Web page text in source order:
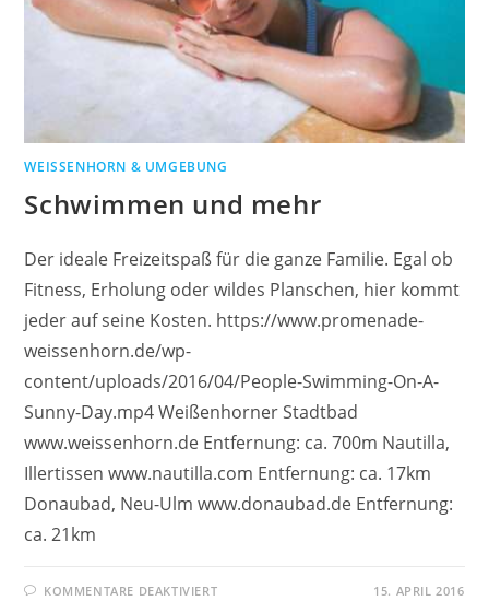
WEISSENHORN & UMGEBUNG
Schwimmen und mehr
Der ideale Freizeitspaß für die ganze Familie. Egal ob
Fitness, Erholung oder wildes Planschen, hier kommt
jeder auf seine Kosten. https://www.promenade-
weissenhorn.de/wp-
content/uploads/2016/04/People-Swimming-On-A-
Sunny-Day.mp4 Weißenhorner Stadtbad
www.weissenhorn.de Entfernung: ca. 700m Nautilla,
Illertissen www.nautilla.com Entfernung: ca. 17km
Donaubad, Neu-Ulm www.donaubad.de Entfernung:
ca. 21km
KOMMENTARE DEAKTIVIERT 15. APRIL 2016